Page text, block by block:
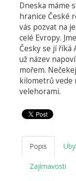
Dneska máme
hranice České
vás pozvat na
celé Evropy.
Česky se jí říká
už název
mořem.
kilometrů vede
velehorami.
Popis
Zajímavosti